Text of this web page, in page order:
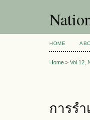
HOME
Home > Vol 12,
การร